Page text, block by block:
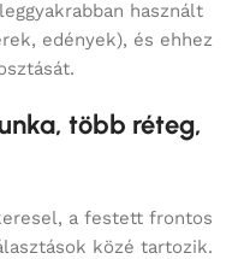
használt
edények), és ehhez
több réteg,
a festett frontos
közé tartozik.